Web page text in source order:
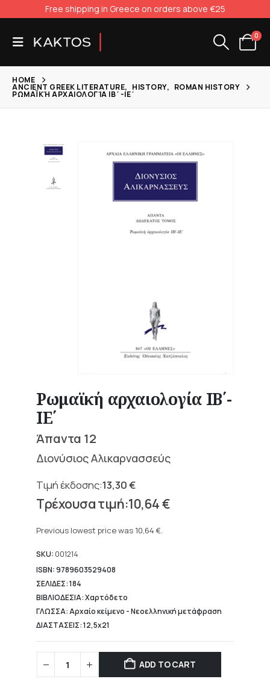
Free shipping in Greece on orders above €25
0
HOME
ANCIENT GREEK LITERATURE, HISTORY, ROMAN HISTORY
ΡΩΜΑΪΚΉ ΑΡΧΑΙΟΛΟΓΊΑ ΙΒ΄-ΙΕ΄
Ρωμαϊκή αρχαιολογία ΙΒ΄-
ΙΕ΄
Άπαντα 12
Διονύσιος Αλικαρνασσεύς
13,30€
Original
price
13,30 €.
10,64€
price
10,64 €.
Previous lowest price was 10,64 €.
SKU: 001214
ISBN: 9789603529408
ΣΕΛΙΔΕΣ: 184
ΒΙΒΛΙΟΔΕΣΙΑ: Χαρτόδετο
ΓΛΩΣΣΑ: Αρχαίο κείμενο - Νεοελληνική μετάφραση
ΔΙΑΣΤΑΣΕΙΣ: 12,5x21
ADD TO CART